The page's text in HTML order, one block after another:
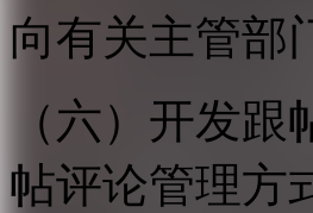
向有关主管部
（六）开发
帖评论管理方